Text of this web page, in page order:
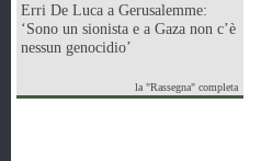
Erri De Luca a Gerusalemme:
‘Sono un sionista e a Gaza non c’è
nessun genocidio’
la "Rassegna" completa